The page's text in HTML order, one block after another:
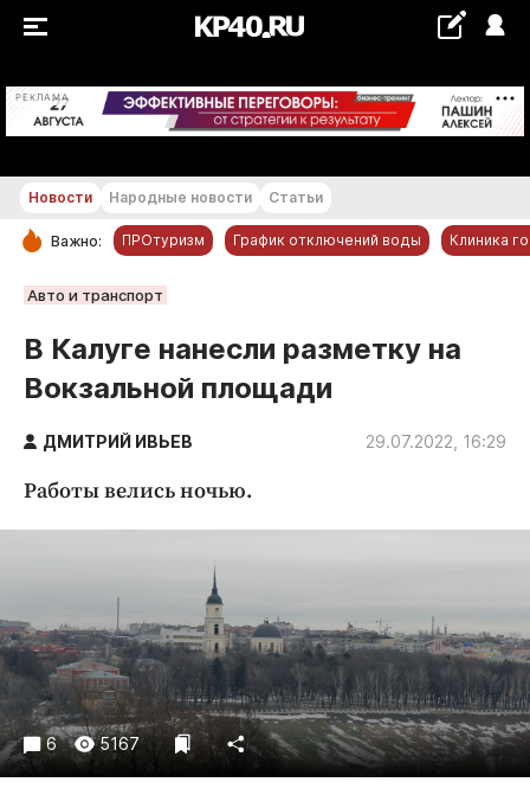
РЕКЛАМА +16...+17 °С
РУБРИКИ
Новости компаний
Статьи
Народные новости
Недвижимость и ЖКХ
Образование
Общество
Погода
Праздники
Новости Народные новости Статьи
Важно: ПРОтуризм График отключений воды Клиника
Авто и транспорт
В Калуге нанесли разметку на
Вокзальной площади
ДМИТРИЙ ИВЬЕВ 29.07.2022, 16:29
Работы велись ночью.
6 5167